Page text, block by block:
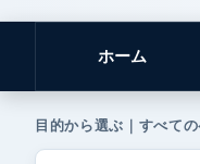
ホーム
目的から選ぶ｜すべて